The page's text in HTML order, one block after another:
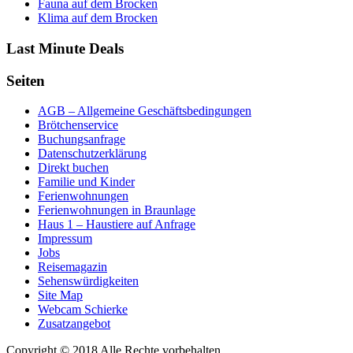
Fauna auf dem Brocken
Klima auf dem Brocken
Last Minute Deals
Seiten
AGB – Allgemeine Geschäftsbedingungen
Brötchenservice
Buchungsanfrage
Datenschutzerklärung
Direkt buchen
Familie und Kinder
Ferienwohnungen
Ferienwohnungen in Braunlage
Haus 1 – Haustiere auf Anfrage
Impressum
Jobs
Reisemagazin
Sehenswürdigkeiten
Site Map
Webcam Schierke
Zusatzangebot